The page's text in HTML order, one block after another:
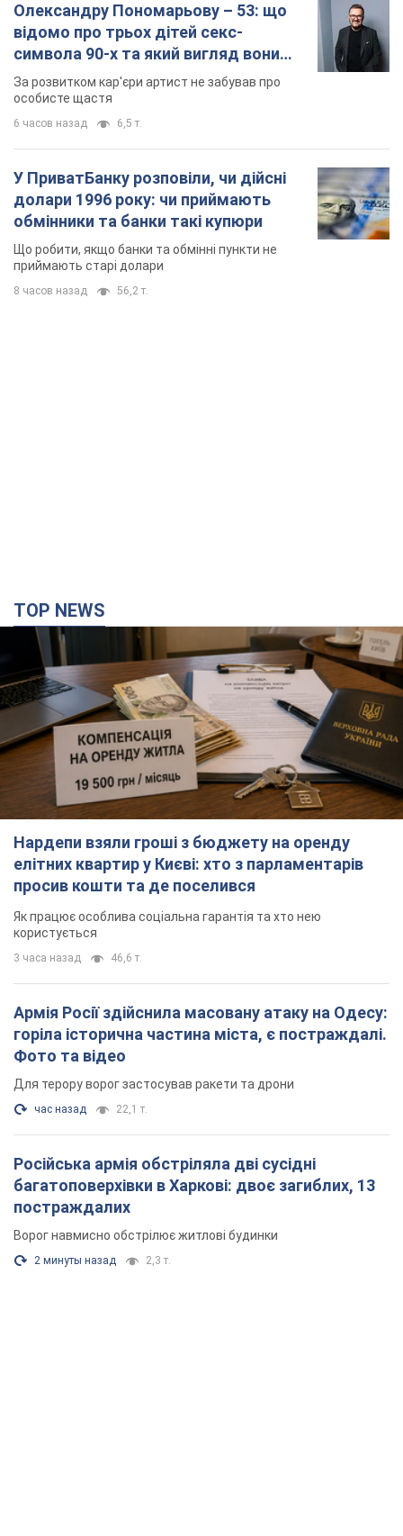
Олександру Пономарьову – 53: що
відомо про трьох дітей секс-
символа 90-х та який вигляд вони
мають
За розвитком кар'єри артист не забував про
особисте щастя
6 часов назад 6,5 т.
У ПриватБанку розповіли, чи дійсні
долари 1996 року: чи приймають
обмінники та банки такі купюри
Що робити, якщо банки та обмінні пункти не
приймають старі долари
8 часов назад 56,2 т.
TOP NEWS
Нардепи взяли гроші з бюджету на оренду
елітних квартир у Києві: хто з парламентарів
просив кошти та де поселився
Як працює особлива соціальна гарантія та хто нею
користується
3 часа назад 46,6 т.
Армія Росії здійснила масовану атаку на Одесу:
горіла історична частина міста, є постраждалі.
Фото та відео
Для терору ворог застосував ракети та дрони
час назад 22,1 т.
Російська армія обстріляла дві сусідні
багатоповерхівки в Харкові: двоє загиблих, 13
постраждалих
Ворог навмисно обстрілює житлові будинки
2 минуты назад 2,3 т.